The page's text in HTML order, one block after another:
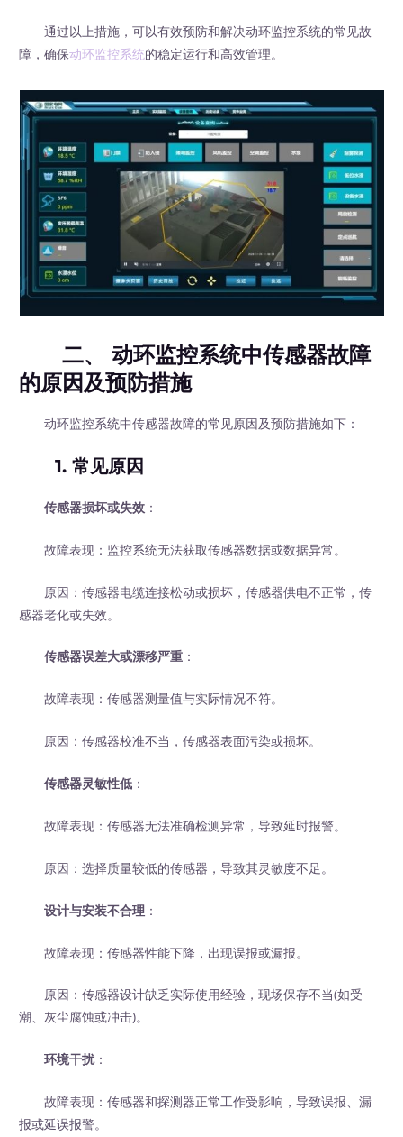
通过以上措施，可以有效预防和解决动环监控系统的常见故
障，确保动环监控系统的稳定运行和高效管理。
二、 动环监控系统中传感器故障
的原因及预防措施
动环监控系统中传感器故障的常见原因及预防措施如下：
1. 常见原因
传感器损坏或失效 ：
故障表现：监控系统无法获取传感器数据或数据异常。
原因：传感器电缆连接松动或损坏，传感器供电不正常，传
感器老化或失效。
传感器误差大或漂移严重 ：
故障表现：传感器测量值与实际情况不符。
原因：传感器校准不当，传感器表面污染或损坏。
传感器灵敏性低 ：
故障表现：传感器无法准确检测异常，导致延时报警。
原因：选择质量较低的传感器，导致其灵敏度不足。
设计与安装不合理 ：
故障表现：传感器性能下降，出现误报或漏报。
原因：传感器设计缺乏实际使用经验，现场保存不当(如受
潮、灰尘腐蚀或冲击)。
环境干扰：
故障表现：传感器和探测器正常工作受影响，导致误报、漏
报或延误报警。